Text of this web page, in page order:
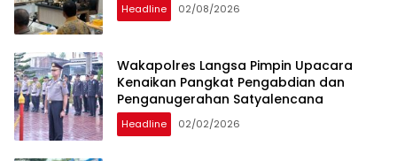
Headline 02/08/2026
Wakapolres Langsa Pimpin Upacara
Kenaikan Pangkat Pengabdian dan
Penganugerahan Satyalencana
Headline 02/02/2026